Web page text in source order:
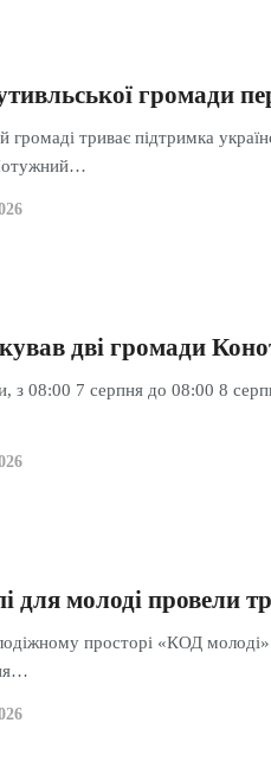
громади
громаді триває підтримка
дві громади
з 08:00 7 серпня до 08:00 8
для молоді провели
просторі «КОД молоді»